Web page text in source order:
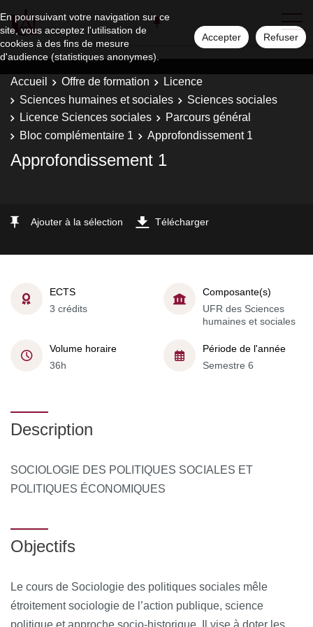
En poursuivant votre navigation sur ce
site, vous acceptez l'utilisation de
cookies à des fins de mesure
d'audience (statistiques anonymes).
Accepter Refuser
Accueil Offre de formation
Licence
Sciences humaines et sociales
Sciences sociales
Licence Sciences sociales
Parcours général
Bloc complémentaire 1
Approfondissement 1
Approfondissement 1
Ajouter à la sélection Télécharger
ECTS
3 crédits
Composante(s)
UFR des Sciences
humaines et sociales
Volume horaire
36h
Période de l'année
Semestre 6
Description
SOCIOLOGIE DES POLITIQUES SOCIALES ET
POLITIQUES ÉCONOMIQUES
Objectifs
Le cours de Sociologie des politiques sociales mêle
étroitement sociologie de l’action publique, science
politique et approche socio-historique. Il vise à doter les